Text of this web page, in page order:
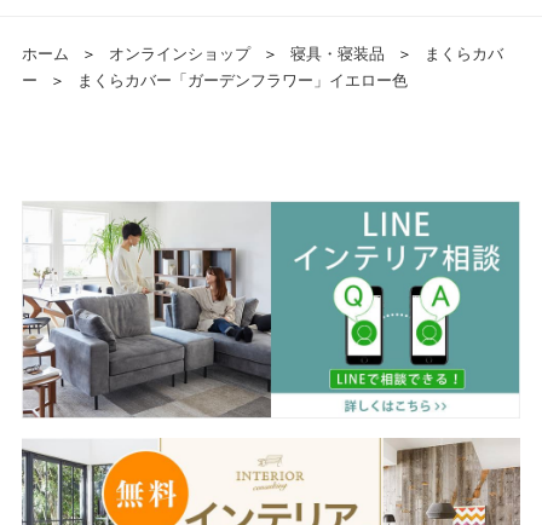
ホーム ＞ オンラインショップ ＞ 寝具・寝装品 ＞
まくらカバ
ー
＞ まくらカバー「ガーデンフラワー」イエロー色